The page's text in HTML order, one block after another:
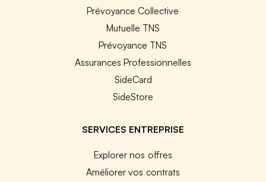
Prévoyance Collective
Mutuelle TNS
Prévoyance TNS
Assurances Professionnelles
SideCard
SideStore
SERVICES ENTREPRISE
Explorer nos offres
Améliorer vos contrats